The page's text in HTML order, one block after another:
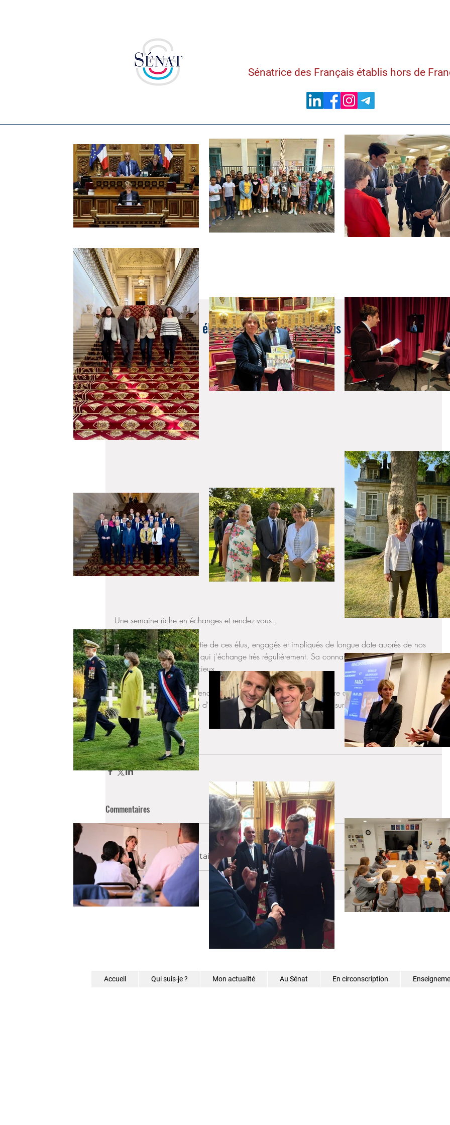
Sénatrice des Français établis hors de
Rencontre avec nos élus Conseillers des Français de l'étranger en
#Inde
8 juil. 2022
Une semaine riche en échanges et rendez-vous .
Franck Barthélémy fait partie de ces élus, engagés et impliqués de longue date auprès de nos
concitoyens d'Asie, avec qui j'échange très régulièrement. Sa connaissance du terrain et son
engagement me sont précieux.
Un plaisir également de rencontrer Cécile D'Ascoli, élue et colistière de Franck, avec qui nous
aurons l'occasion très vite d'approfondir les échanges notamment sur l'enseignement français
en Inde.
Actualités
CFDE
Sénat
Commentaires
Rédigez un commentaire...
Accueil Qui suis-je ? Mon actualité Au Sénat En circonscription